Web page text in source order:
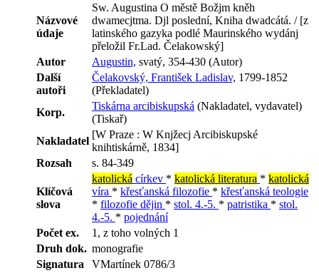
Názvové
údaje
Sw. Augustina O městě Božjm kněh
dwamecjtma. Djl poslední, Kniha dwadcátá. / [z
latinského gazyka podlé Maurinského wydánj
přeložil Fr.Lad. Čelakowský]
Autor
Augustin, svatý, 354-430 (Autor)
Další
autoři
Čelakovský, František Ladislav, 1799-1852
(Překladatel)
Korp.
Tiskárna arcibiskupská (Nakladatel, vydavatel)
(Tiskař)
Nakladatel
[W Praze : W Knjžecj Arcibiskupské
knihtiskárně, 1834]
Rozsah
s. 84-349
Klíčová
slova
katolická církev * katolická literatura * katolická
víra * křesťanská filozofie * křesťanská teologie
* filozofie dějin * stol. 4.-5. * patristika * stol.
4.-5. * pojednání
Počet ex.
1, z toho volných 1
Druh dok. monografie
Signatura
VMartínek 0786/3